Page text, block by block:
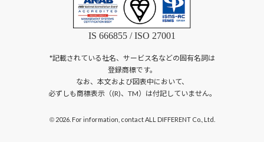
IS 666855 / ISO 27001
*記載されている社名、サービス名などの固有名詞は
登録商標です。
なお、本文および図表中において、
必ずしも商標表示（(R)、TM）は付記していません。
©2026. For information, contact ALL DIFFERENT Co., Ltd.